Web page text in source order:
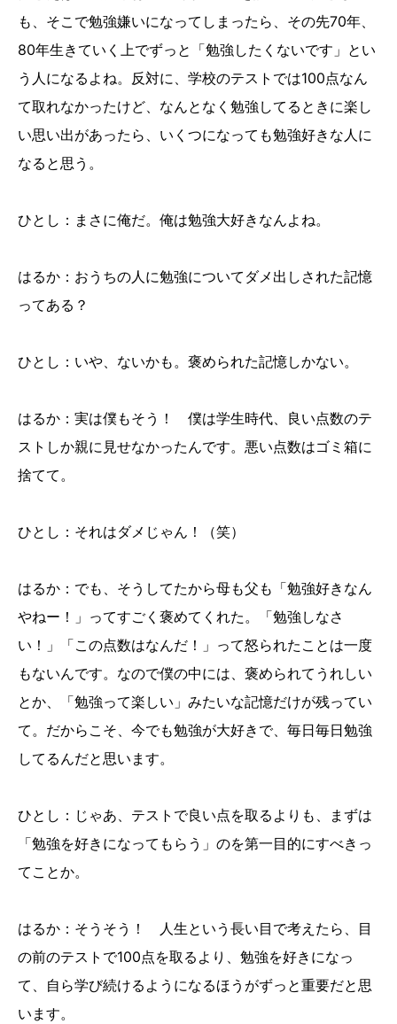
も、そこで勉強嫌いになってしまったら、その先70年、
80年生きていく上でずっと「勉強したくないです」とい
う人になるよね。反対に、学校のテストでは100点なん
て取れなかったけど、なんとなく勉強してるときに楽し
い思い出があったら、いくつになっても勉強好きな人に
なると思う。
ひとし：まさに俺だ。俺は勉強大好きなんよね。
はるか：おうちの人に勉強についてダメ出しされた記憶
ってある？
ひとし：いや、ないかも。褒められた記憶しかない。
はるか：実は僕もそう！ 僕は学生時代、良い点数のテ
ストしか親に見せなかったんです。悪い点数はゴミ箱に
捨てて。
ひとし：それはダメじゃん！（笑）
はるか：でも、そうしてたから母も父も「勉強好きなん
やねー！」ってすごく褒めてくれた。「勉強しなさ
い！」「この点数はなんだ！」って怒られたことは一度
もないんです。なので僕の中には、褒められてうれしい
とか、「勉強って楽しい」みたいな記憶だけが残ってい
て。だからこそ、今でも勉強が大好きで、毎日毎日勉強
してるんだと思います。
ひとし：じゃあ、テストで良い点を取るよりも、まずは
「勉強を好きになってもらう」のを第一目的にすべきっ
てことか。
はるか：そうそう！ 人生という長い目で考えたら、目
の前のテストで100点を取るより、勉強を好きになっ
て、自ら学び続けるようになるほうがずっと重要だと思
います。